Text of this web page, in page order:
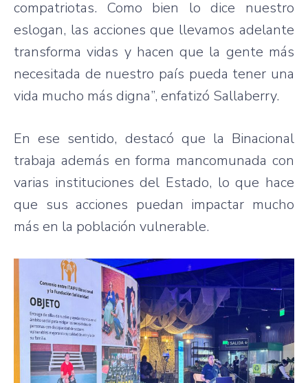
compatriotas. Como bien lo dice nuestro
eslogan, las acciones que llevamos adelante
transforma vidas y hacen que la gente más
necesitada de nuestro país pueda tener una
vida mucho más digna”, enfatizó Sallaberry.
En ese sentido, destacó que la Binacional
trabaja además en forma mancomunada con
varias instituciones del Estado, lo que hace
que sus acciones puedan impactar mucho
más en la población vulnerable.